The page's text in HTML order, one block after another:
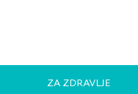
ZA ZDRAVLJE